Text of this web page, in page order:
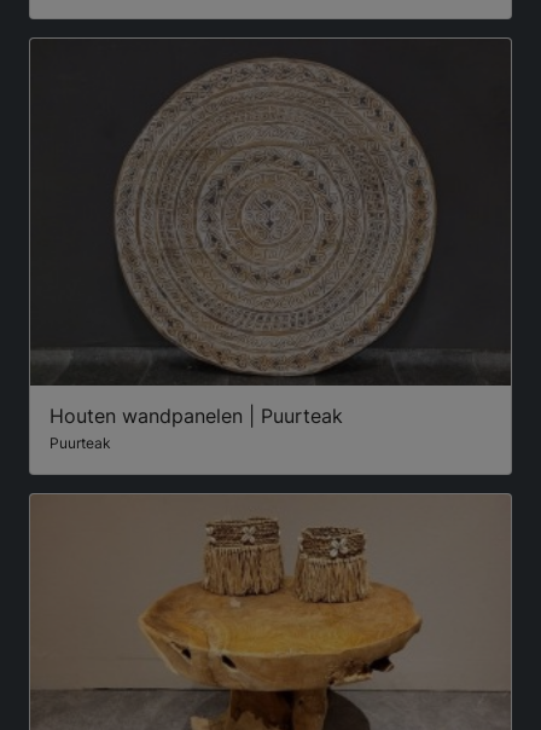
Houten wandpanelen | Puurteak
Puurteak